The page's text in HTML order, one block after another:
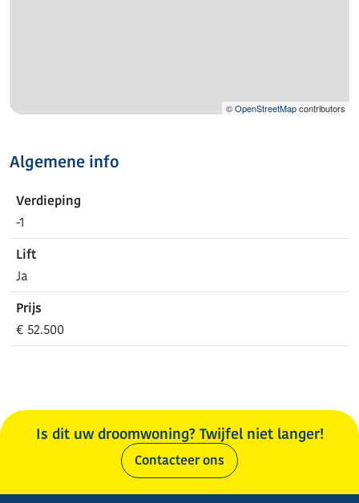
©OpenStreetMapcontributors
Algemene info
Verdieping
-1
Lift
Ja
Prijs
€ 52.500
Is dit uw droomwoning? Twijfel niet langer!
Contacteer ons